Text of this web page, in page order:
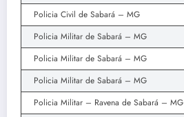
Policia Civil de Sabará – MG
Policia Militar de Sabará – MG
Policia Militar de Sabará – MG
Policia Militar de Sabará – MG
Policia Militar – Ravena de Sabará – MG